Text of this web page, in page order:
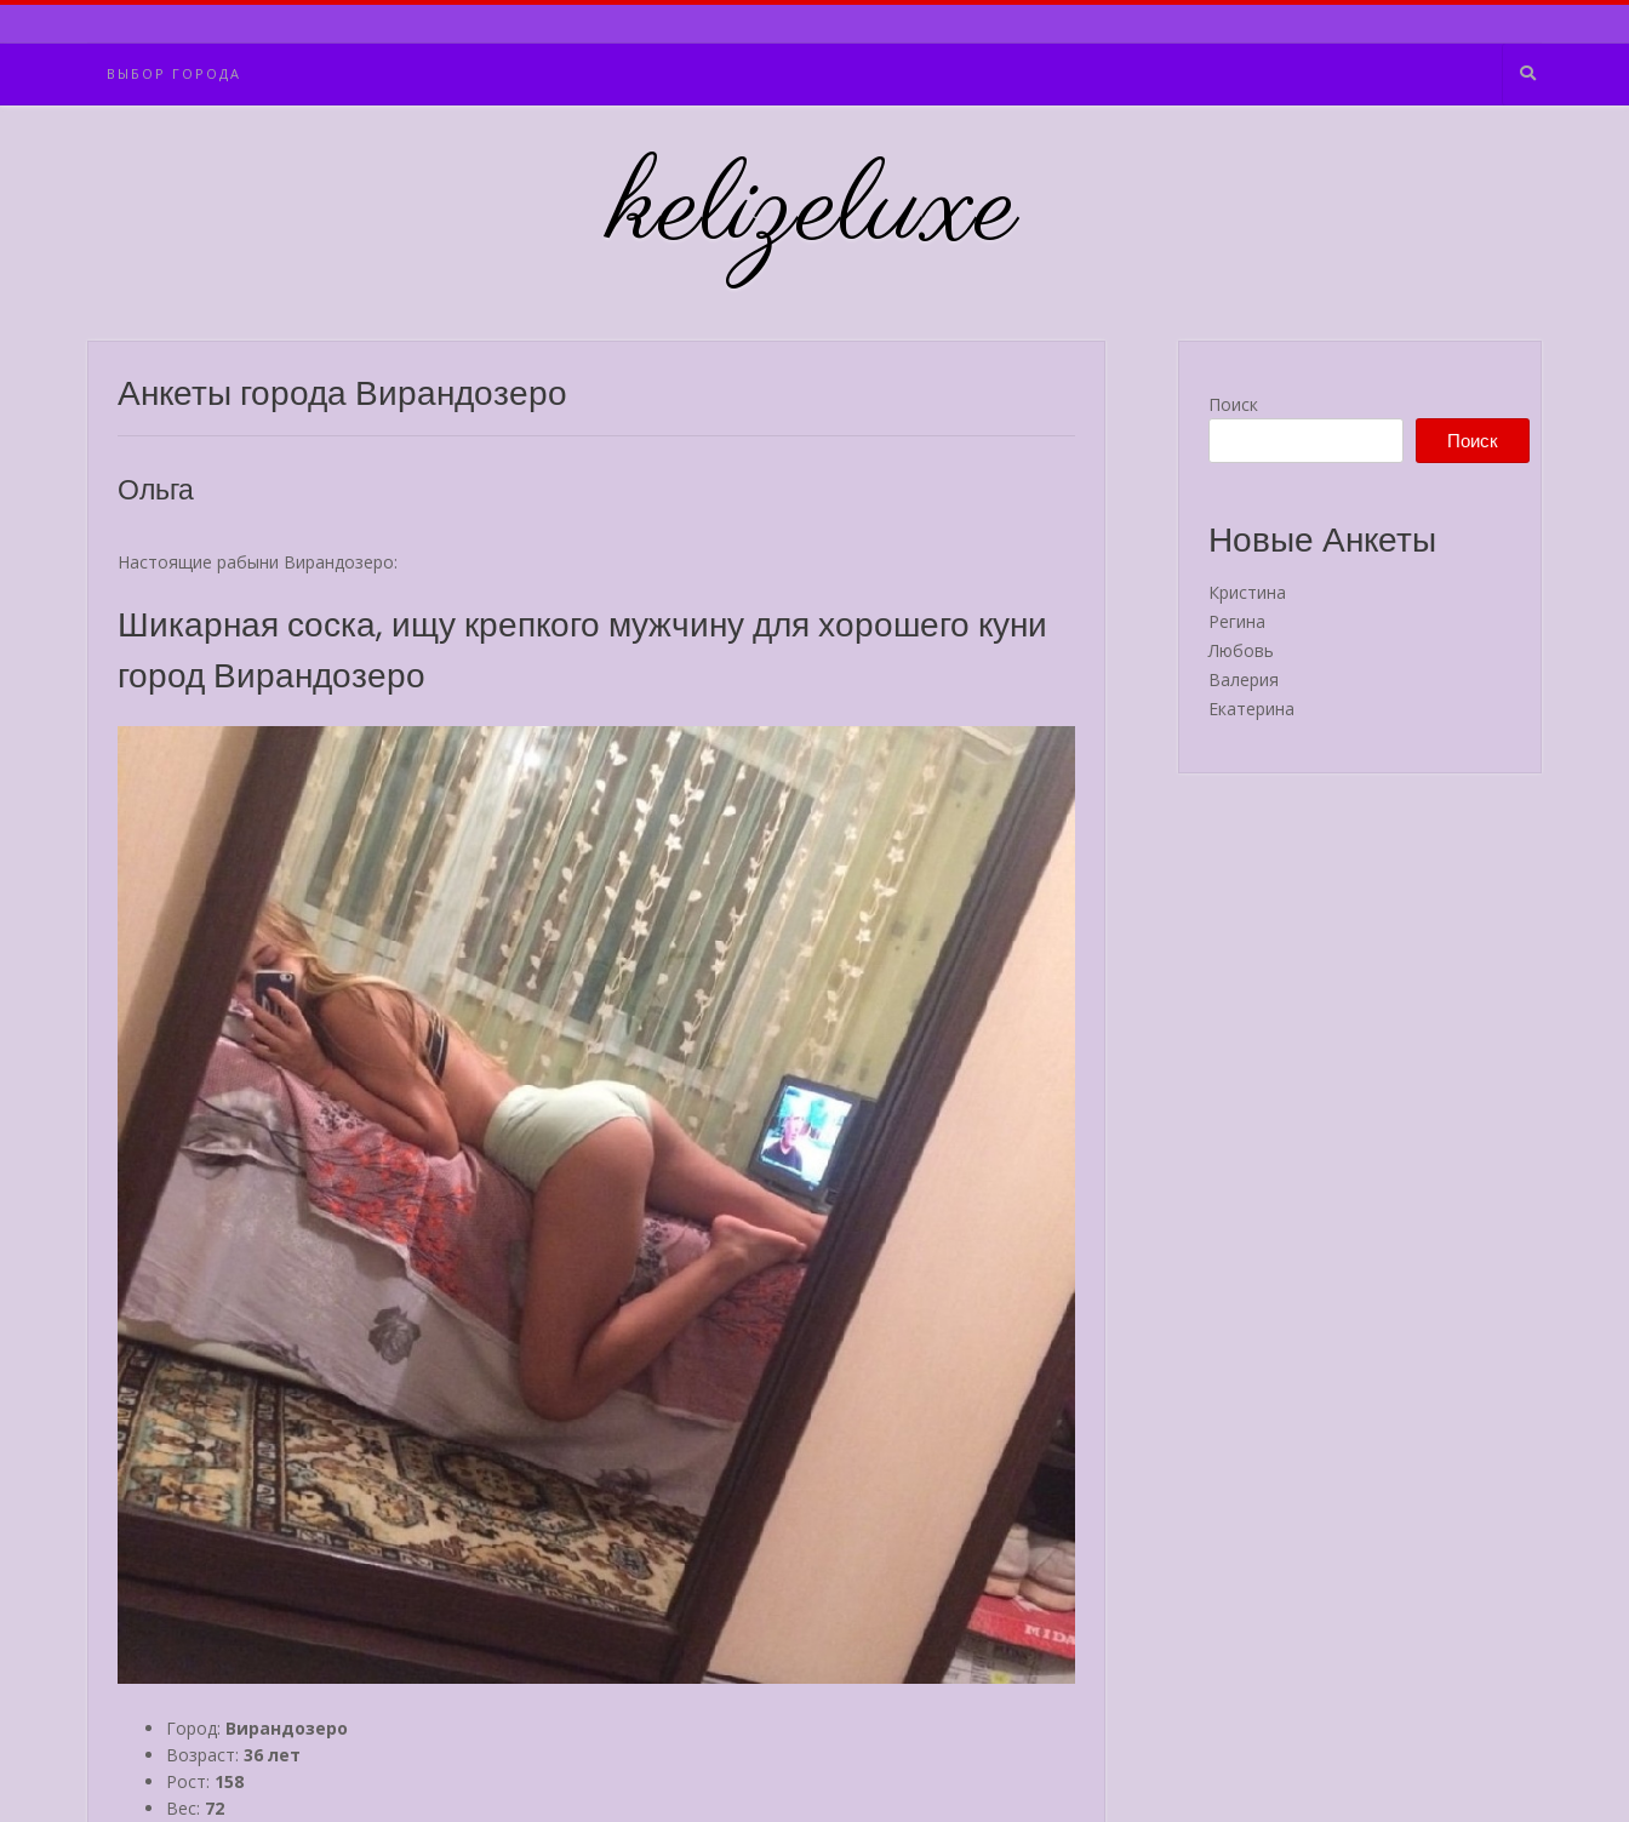
Skip
to
ВЫБОР ГОРОДА
kelizeluxe
Анкеты города Вирандозеро
Ольга
Настоящие рабыни Вирандозеро:
Шикарная соска, ищу крепкого мужчину для хорошего куни
город Вирандозеро
Город: Вирандозеро
Возраст: 36 лет
Рост: 158
Вес: 72
Поиск
Поиск
Новые Анкеты
Кристина
Регина
Любовь
Валерия
Екатерина